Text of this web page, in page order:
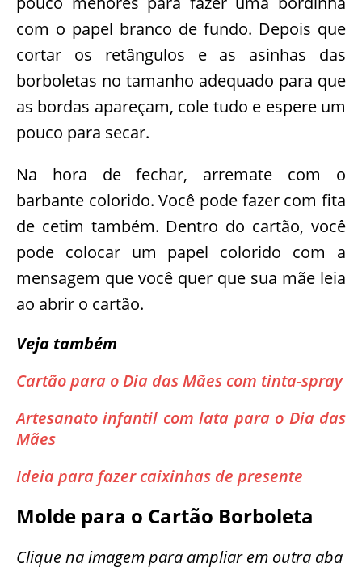
com o papel branco de fundo. Depois que
cortar os retângulos e as asinhas das
borboletas no tamanho adequado para que
as bordas apareçam, cole tudo e espere um
pouco para secar.
Na hora de fechar, arremate com o
barbante colorido. Você pode fazer com fita
de cetim também. Dentro do cartão, você
pode colocar um papel colorido com a
mensagem que você quer que sua mãe leia
ao abrir o cartão.
Veja também
Cartão para o Dia das Mães com tinta-spray
Artesanato infantil com lata para o Dia das
Mães
Ideia para fazer caixinhas de presente
Molde para o Cartão Borboleta
Clique na imagem para ampliar em outra aba